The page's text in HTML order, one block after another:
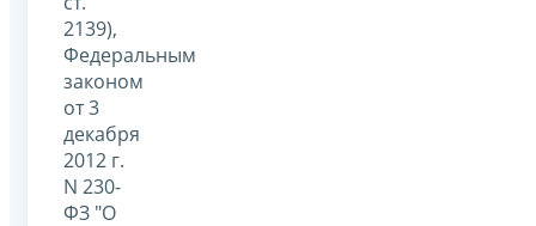
2139),
Федеральным
законом
от 3
декабря
2012 г.
N 230-
ФЗ "О